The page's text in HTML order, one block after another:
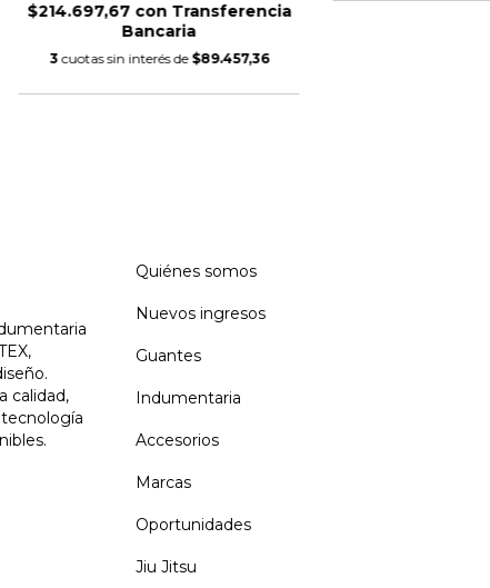
$214.697,67 con Transferencia
Bancaria
3 cuotas sin interés de $89.457,36
calidad,
Quiénes somos
Nuevos ingresos
Guantes
Indumentaria
Accesorios
Marcas
Oportunidades
Jiu Jitsu